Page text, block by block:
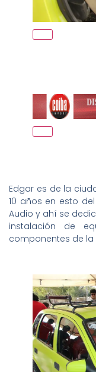
Edgar es de la
10 años en esto
Audio y ahí se
instalación de
componentes de la